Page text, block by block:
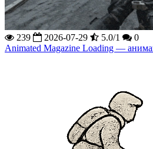
239 2026-07-29 5.0/1
0
Animated Magazine Loading —